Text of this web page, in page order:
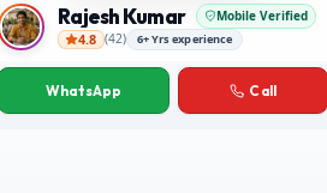
Rajesh Kumar
Rajesh Kumar Mobile Verified
4.8 (42) 6+ Yrs experience
WhatsApp Call